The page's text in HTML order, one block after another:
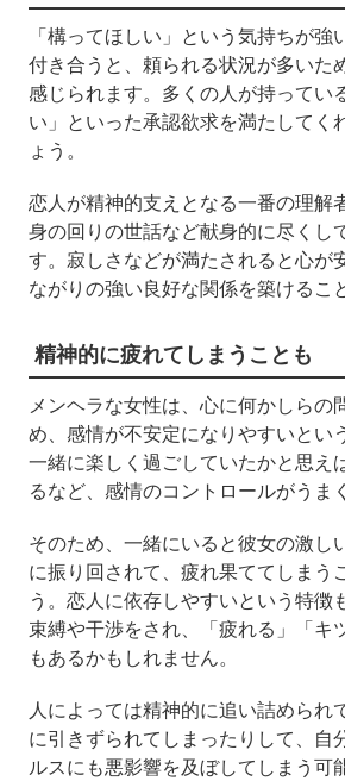
「構ってほしい」という気持ちが強
付き合うと、頼られる状況が多いた
感じられます。多くの人が持ってい
い」といった承認欲求を満たしてく
ょう。
恋人が精神的支えとなる一番の理解
身の回りの世話など献身的に尽くし
す。寂しさなどが満たされると心が
ながりの強い良好な関係を築けるこ
精神的に疲れてしまうことも
メンヘラな女性は、心に何かしらの
め、感情が不安定になりやすいとい
一緒に楽しく過ごしていたかと思え
るなど、感情のコントロールがうま
そのため、一緒にいると彼女の激し
に振り回されて、疲れ果ててしまう
う。恋人に依存しやすいという特徴
束縛や干渉をされ、「疲れる」「キ
もあるかもしれません。
人によっては精神的に追い詰められ
に引きずられてしまったりして、自
ルスにも悪影響を及ぼしてしまう可